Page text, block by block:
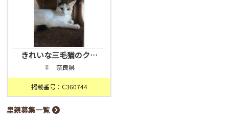
きれいな三毛猫のク…
♀ 奈良県
掲載番号：C360744
里親募集一覧